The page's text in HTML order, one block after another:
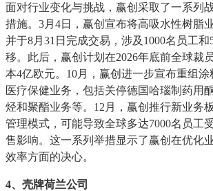
面对行业变化与挑战，赢创采取了一系列
措施。 3月4日，赢创宣布将高吸水性树脂
并于8月31日完成交易，涉及1000名员工
移。此后，赢创计划在2026年底前全球裁
本4亿欧元。10月，赢创进一步宣布重组涂
医疗保健业务，包括关停德国哈瑙制药用
烃和聚酯业务等。12月，赢创推行新业务
管理模式，可能导致全球多达7000名员工
售影响。这一系列举措显示了赢创在优化
效率方面的决心。
4、壳牌荷兰公司